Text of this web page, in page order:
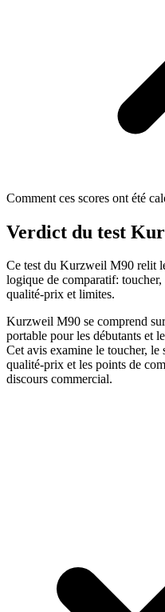
Comment ces scores ont été
Verdict du test
Ce test du Kurzweil M90 relit
logique de comparatif:
qualité-prix et limites.
Kurzweil M90 se comprend
portable pour les débutants et
Cet avis examine le toucher, le
qualité-prix et les points de
discours commercial.